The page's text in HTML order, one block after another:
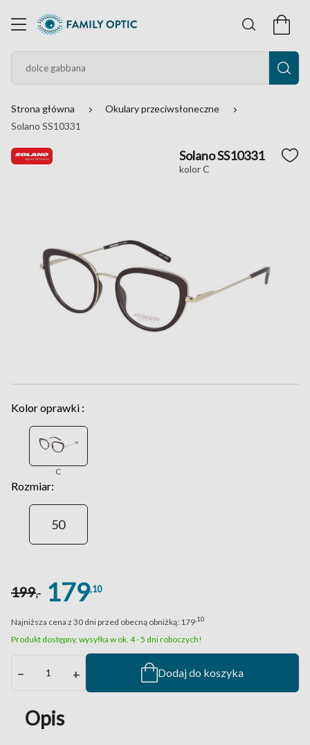
Strona główna
Okulary przeciwsłoneczne
Solano SS10331
Solano SS10331
kolor C
Kolor oprawki :
C
Rozmiar:
50
199,- 179,10
Najniższa cena z 30 dni przed obecną obniżką: 179 ,10
Produkt dostępny, wysyłka w ok. 4 - 5 dni roboczych!
− + Dodaj do koszyka
Opis